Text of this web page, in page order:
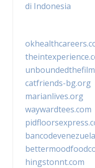
di Indonesia
catfriends-bg.org
marianlives.org
waywardtees.com
hingstonnt.com